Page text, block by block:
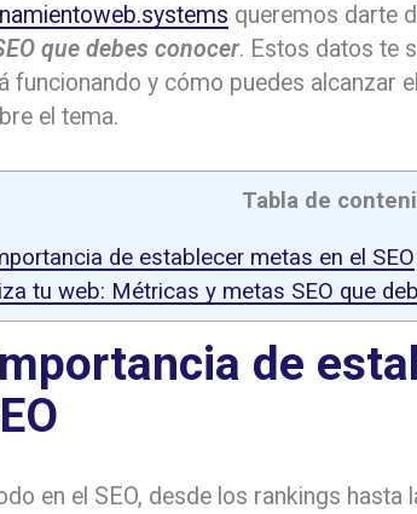
queremos darte
que debes conocer. Estos datos te
funcionando y cómo puedes alcanzar
el tema.
Tabla de
de establecer metas en el SEO
tu web: Métricas y metas SEO que
de
en el SEO, desde los rankings hasta